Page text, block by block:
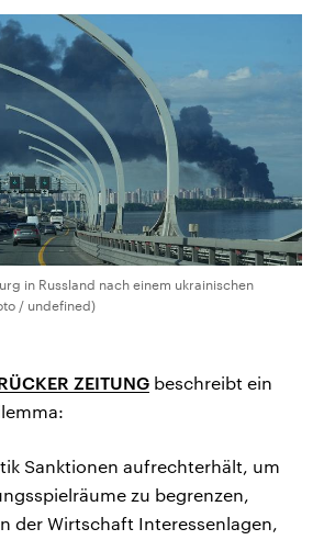
in Russland nach einem ukrainischen
/ undefined)
ZEITUNG beschreibt ein
Sanktionen aufrechterhält, um
zu begrenzen,
der Wirtschaft Interessenlagen,